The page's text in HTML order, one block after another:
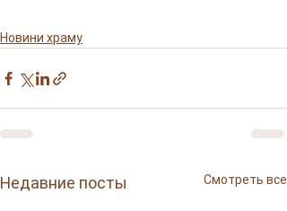
Новини храму
Недавние посты Смотреть все